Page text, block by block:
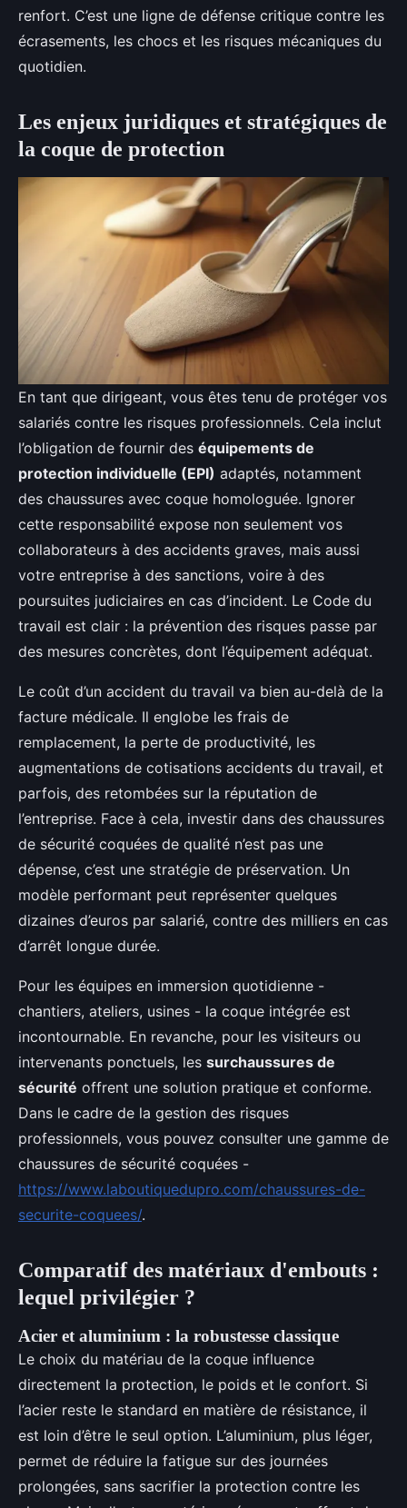
renfort. C’est une ligne de défense critique contre les
écrasements, les chocs et les risques mécaniques du
quotidien.
Les enjeux juridiques et stratégiques de
la coque de protection
En tant que dirigeant, vous êtes tenu de protéger vos
salariés contre les risques professionnels. Cela inclut
l’obligation de fournir des équipements de
protection individuelle (EPI) adaptés, notamment
des chaussures avec coque homologuée. Ignorer
cette responsabilité expose non seulement vos
collaborateurs à des accidents graves, mais aussi
votre entreprise à des sanctions, voire à des
poursuites judiciaires en cas d’incident. Le Code du
travail est clair : la prévention des risques passe par
des mesures concrètes, dont l’équipement adéquat.
Le coût d’un accident du travail va bien au-delà de la
facture médicale. Il englobe les frais de
remplacement, la perte de productivité, les
augmentations de cotisations accidents du travail, et
parfois, des retombées sur la réputation de
l’entreprise. Face à cela, investir dans des chaussures
de sécurité coquées de qualité n’est pas une
dépense, c’est une stratégie de préservation. Un
modèle performant peut représenter quelques
dizaines d’euros par salarié, contre des milliers en cas
d’arrêt longue durée.
Pour les équipes en immersion quotidienne -
chantiers, ateliers, usines - la coque intégrée est
incontournable. En revanche, pour les visiteurs ou
intervenants ponctuels, les surchaussures de
sécurité offrent une solution pratique et conforme.
Dans le cadre de la gestion des risques
professionnels, vous pouvez consulter une gamme de
chaussures de sécurité coquées -
https://www.laboutiquedupro.com/chaussures-de-
securite-coquees/.
Comparatif des matériaux d'embouts :
lequel privilégier ?
Acier et aluminium : la robustesse classique
Le choix du matériau de la coque influence
directement la protection, le poids et le confort. Si
l’acier reste le standard en matière de résistance, il
est loin d’être le seul option. L’aluminium, plus léger,
permet de réduire la fatigue sur des journées
prolongées, sans sacrifier la protection contre les